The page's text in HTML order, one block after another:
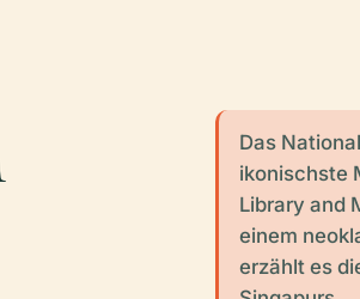
Das
ikonischste
Library and
einem
erzählt es